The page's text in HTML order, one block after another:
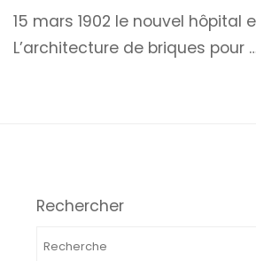
15 mars 1902 le nouvel hôpital
L’architecture de briques pour
Rechercher